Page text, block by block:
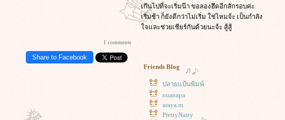
1 comments
Share to Facebook
เกินไปที่จะเริ่มน๊า ขอลองฮึดอีกสักรอบค่ะ
เริ่มช้า ก็ยังดีกว่าไม่เริ่ม ใช่ไหมจ้ะ เป็นกำลัง
จและช่วยเชียร์กันด้วยนะจ้ะ สู้สู้
Friends Blog
ปลายแป้นพิมพ์
nuanapa
araya.m
PrettyNatty